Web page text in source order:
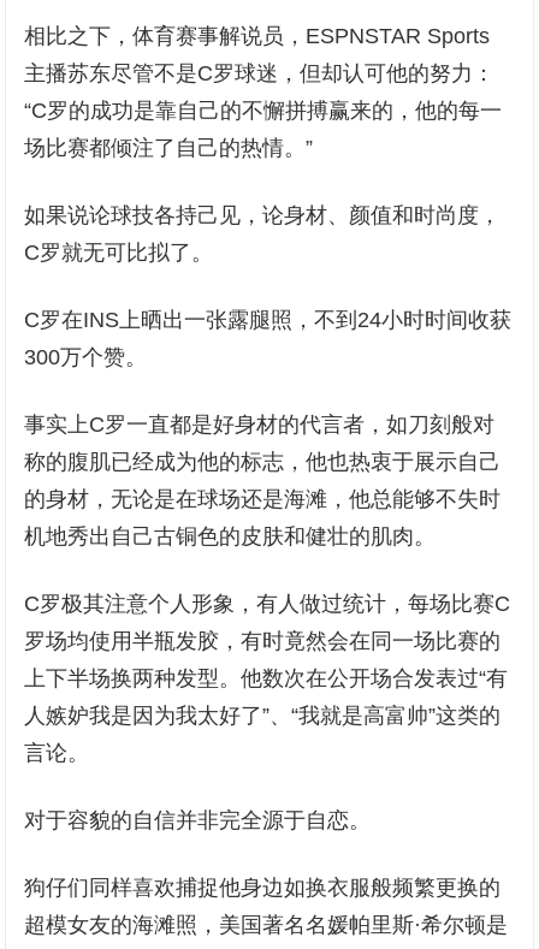
相比之下，体育赛事解说员，ESPNSTAR Sports
主播苏东尽管不是C罗球迷，但却认可他的努力：
“C罗的成功是靠自己的不懈拼搏赢来的，他的每一
场比赛都倾注了自己的热情。”
如果说论球技各持己见，论身材、颜值和时尚度，
C罗就无可比拟了。
C罗在INS上晒出一张露腿照，不到24小时时间收获
300万个赞。
事实上C罗一直都是好身材的代言者，如刀刻般对
称的腹肌已经成为他的标志，他也热衷于展示自己
的身材，无论是在球场还是海滩，他总能够不失时
机地秀出自己古铜色的皮肤和健壮的肌肉。
C罗极其注意个人形象，有人做过统计，每场比赛C
罗场均使用半瓶发胶，有时竟然会在同一场比赛的
上下半场换两种发型。他数次在公开场合发表过“有
人嫉妒我是因为我太好了”、“我就是高富帅”这类的
言论。
对于容貌的自信并非完全源于自恋。
狗仔们同样喜欢捕捉他身边如换衣服般频繁更换的
超模女友的海滩照，美国著名名媛帕里斯·希尔顿是